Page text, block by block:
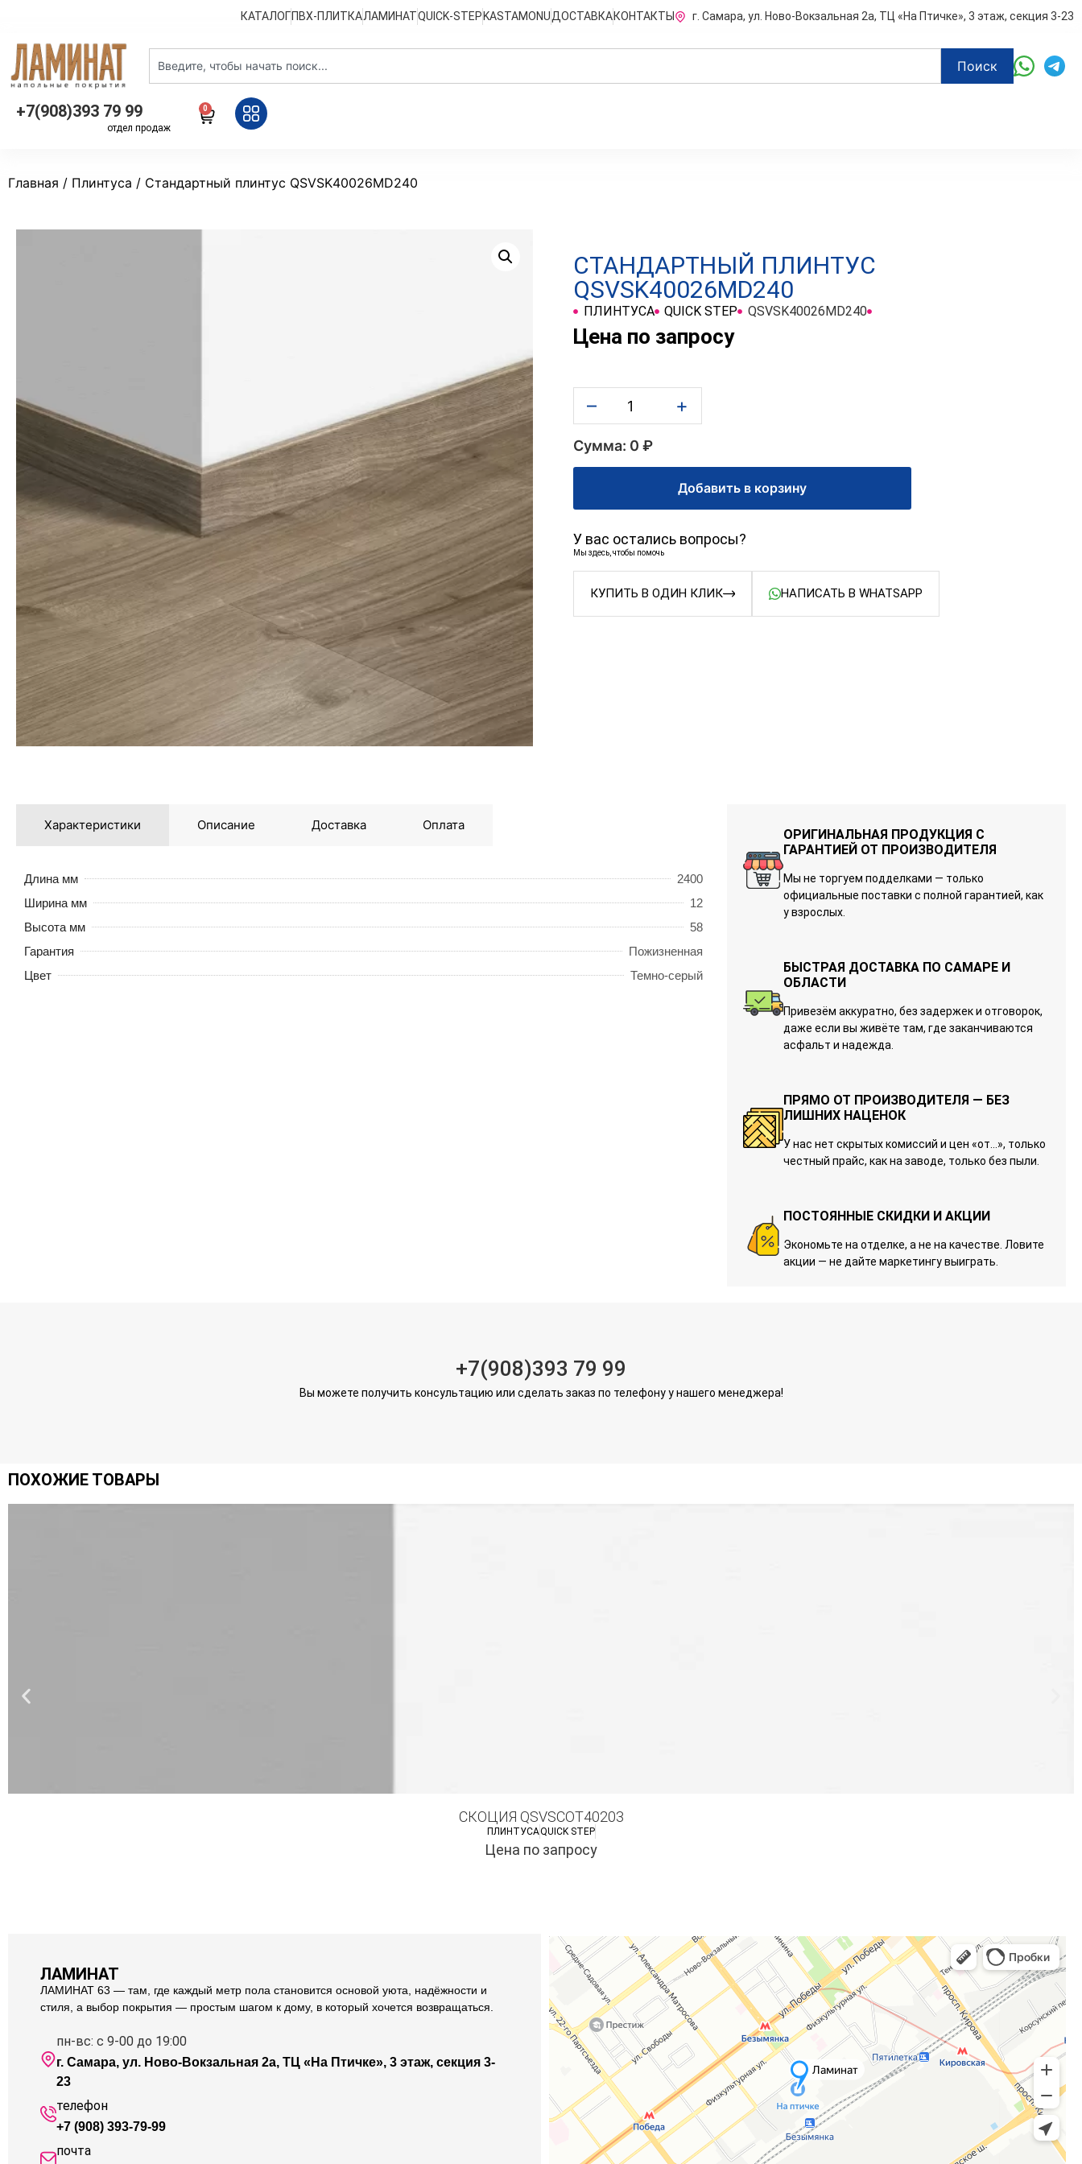
КАТАЛОГ ПВХ-ПЛИТКАЛАМИНАТQUICK-STEP KASTAMONUДОСТАВКА КОНТАКТЫ г. Самара, ул. Ново-Вокзальная 2а, ТЦ «На Птичке», 3 этаж, секция 3-23
Поиск
+7(908)393 79 99
отдел продаж
0
Главная / Плинтуса / Стандартный плинтус QSVSK40026MD240
СТАНДАРТНЫЙ ПЛИНТУС
QSVSK40026MD240
ПЛИНТУСА QUICK STEP QSVSK40026MD240
Цена по запросу
– +
Сумма: 0 ₽
Добавить в корзину
У вас остались вопросы?
Мы здесь, чтобы помочь
КУПИТЬ В ОДИН КЛИК НАПИСАТЬ В WHATSAPP
Характеристики Описание Доставка Оплата
Длина мм
2400
Ширина мм
12
Высота мм
58
Гарантия
Пожизненная
Цвет
Темно-серый
ОРИГИНАЛЬНАЯ ПРОДУКЦИЯ С
ГАРАНТИЕЙ ОТ ПРОИЗВОДИТЕЛЯ
Мы не торгуем подделками — только
официальные поставки с полной гарантией, как
у взрослых.
БЫСТРАЯ ДОСТАВКА ПО САМАРЕ И
ОБЛАСТИ
Привезём аккуратно, без задержек и отговорок,
даже если вы живёте там, где заканчиваются
асфальт и надежда.
ПРЯМО ОТ ПРОИЗВОДИТЕЛЯ — БЕЗ
ЛИШНИХ НАЦЕНОК
У нас нет скрытых комиссий и цен «от…», только
честный прайс, как на заводе, только без пыли.
ПОСТОЯННЫЕ СКИДКИ И АКЦИИ
Экономьте на отделке, а не на качестве. Ловите
акции — не дайте маркетингу выиграть.
+7(908)393 79 99
Вы можете получить консультацию или сделать заказ по телефону у нашего менеджера!
ПОХОЖИЕ ТОВАРЫ
СКОЦИЯ QSVSCOT40203
ПЛИНТУСАQUICK STEP
Цена по запросу
ЛАМИНАТ
ЛАМИНАТ 63 — там, где каждый метр пола становится основой уюта, надёжности и
стиля, а выбор покрытия — простым шагом к дому, в который хочется возвращаться.
пн-вс: с 9-00 до 19:00
г. Самара, ул. Ново-Вокзальная 2а, ТЦ «На Птичке», 3 этаж, секция 3-
23
телефон
+7 (908) 393-79-99
почта